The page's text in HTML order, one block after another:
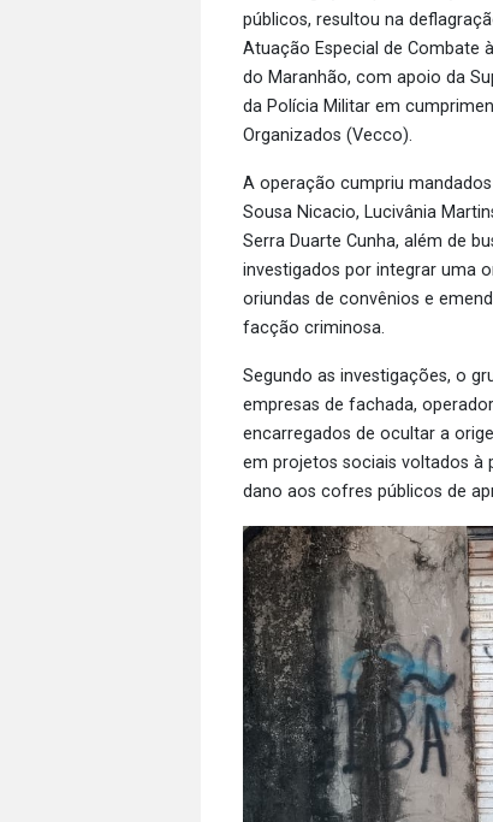
públicos, resultou na
Atuação Especial de Combate
do Maranhão, com apoio da
da Polícia Militar em
Organizados (Vecco).
A operação cumpriu
Sousa Nicacio, Lucivânia
Serra Duarte Cunha, além de
investigados por integrar uma
oriundas de convênios e
facção criminosa.
Segundo as investigações, o
empresas de fachada,
encarregados de ocultar a
em projetos sociais voltados à
dano aos cofres públicos de